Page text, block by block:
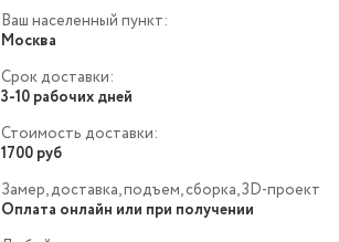
Ваш населенный пункт:
Москва
Срок доставки:
3-10 рабочих дней
Стоимость доставки:
1700 руб
Замер, доставка, подъем, сборка, 3D-проект
Оплата онлайн или при получении